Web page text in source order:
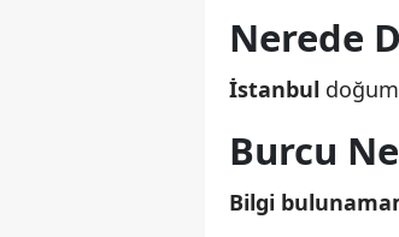
Nerede
İstanbul
Burcu
Bilgi